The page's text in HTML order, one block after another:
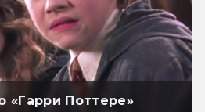
«Гарри Поттере»